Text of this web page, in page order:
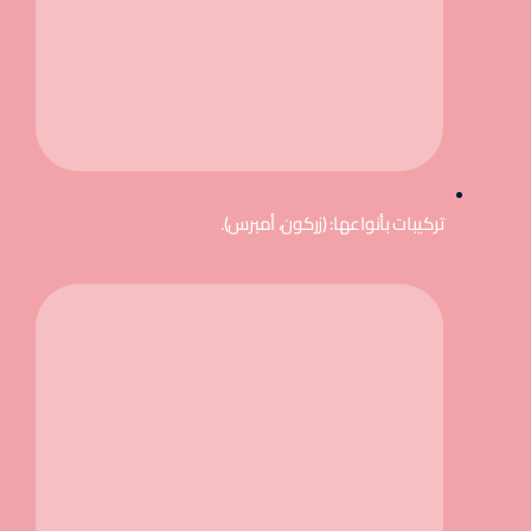
تركيبات بأنواعها: (زركون، أمبرس).